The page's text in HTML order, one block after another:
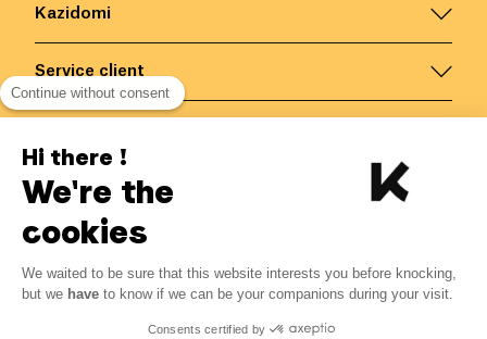
3.19€ 2.71€ - 15% ?
Economisez 0.48 € avec K+
Kazidomi
Service client
Belgique/FR
Tous droits réservés
Continue without consent
Hi there !
We're the
cookies
We waited to be sure that this website interests you before knocking,
but we have to know if we can be your companions during your visit.
Consents certified by